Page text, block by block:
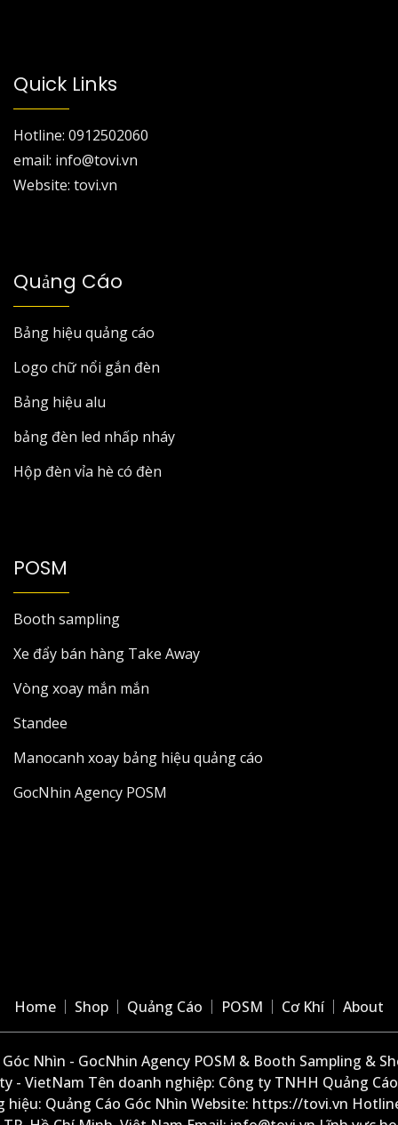
Quick Links
Hotline: 0912502060
email: info@tovi.vn
Website: tovi.vn
Quảng Cáo
Bảng hiệu quảng cáo
Logo chữ nổi gắn đèn
Bảng hiệu alu
bảng đèn led nhấp nháy
Hộp đèn vỉa hè có đèn
POSM
Booth sampling
Xe đẩy bán hàng Take Away
Vòng xoay mắn mắn
Standee
Manocanh xoay bảng hiệu quảng cáo
GocNhin Agency POSM
Home Shop Quảng Cáo POSM Cơ Khí About
Nhìn - GocNhin Agency POSM & Booth Sampling &
- VietNam Tên doanh nghiệp: Công ty TNHH Quảng
Quảng Cáo Góc Nhìn Website: https://tovi.vn